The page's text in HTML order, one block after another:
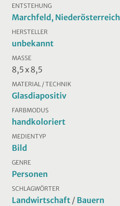
ENTSTEHUNG
Marchfeld, Niederösterreich
HERSTELLER
unbekannt
MASSE
8,5 x 8,5
MATERIAL / TECHNIK
Glasdiapositiv
FARBMODUS
handkoloriert
MEDIENTYP
Bild
GENRE
Personen
SCHLAGWÖRTER
Landwirtschaft / Bauern